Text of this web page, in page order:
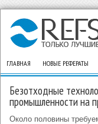
ГЛАВНАЯ НОВЫЕ РЕФЕРАТЫ
Безотходные
промышленности на
Около половины